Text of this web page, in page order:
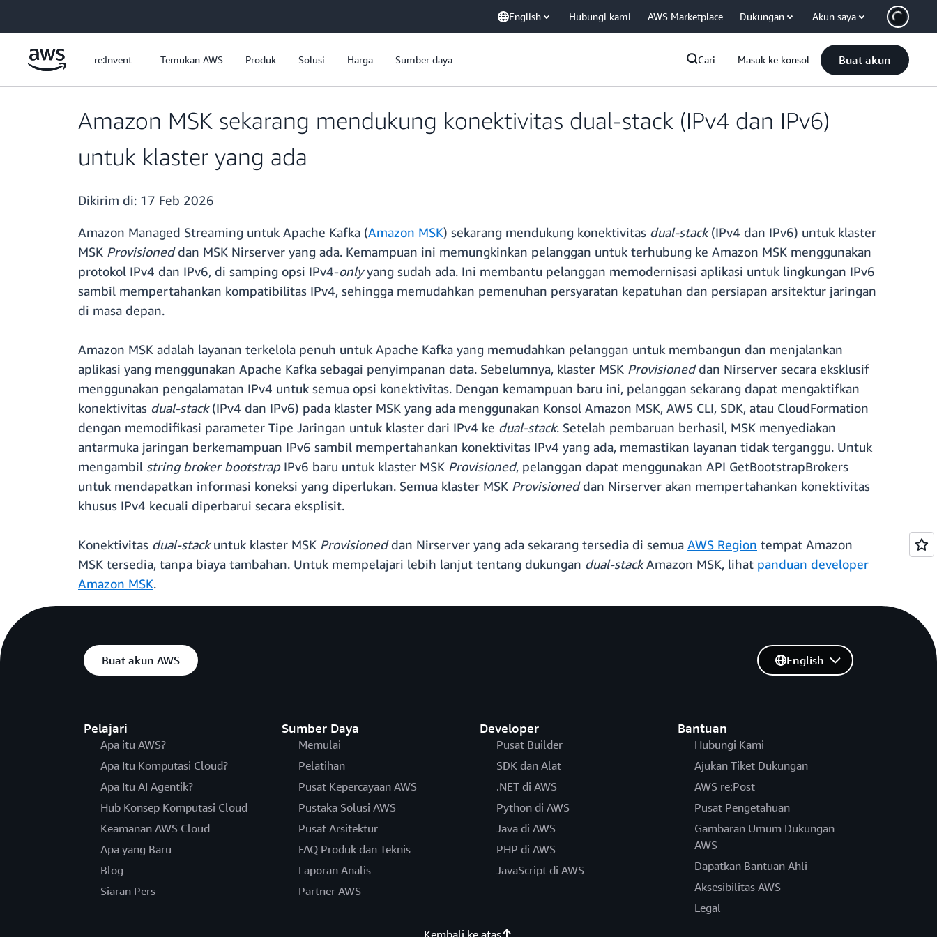
English Hubungi kami AWS Marketplace Dukungan Akun saya
re:Invent Temukan AWS Produk Solusi Harga Sumber daya Cari Masuk ke konsol Buat akun
Amazon MSK sekarang mendukung konektivitas dual-stack (IPv4 dan IPv6)
untuk klaster yang ada
Dikirim di: 17 Feb 2026
Amazon Managed Streaming untuk Apache Kafka (Amazon MSK) sekarang mendukung konektivitas dual-stack(IPv4 dan IPv6) untuk klaster
MSK Provisioneddan MSK Nirserver yang ada. Kemampuan ini memungkinkan pelanggan untuk terhubung ke Amazon MSK menggunakan
protokol IPv4 dan IPv6, di samping opsi IPv4-onlyyang sudah ada. Ini membantu pelanggan memodernisasi aplikasi untuk lingkungan IPv6
sambil mempertahankan kompatibilitas IPv4, sehingga memudahkan pemenuhan persyaratan kepatuhan dan persiapan arsitektur jaringan
di masa depan.
Amazon MSK adalah layanan terkelola penuh untuk Apache Kafka yang memudahkan pelanggan untuk membangun dan menjalankan
aplikasi yang menggunakan Apache Kafka sebagai penyimpanan data. Sebelumnya, klaster MSK Provisioneddan Nirserver secara eksklusif
menggunakan pengalamatan IPv4 untuk semua opsi konektivitas. Dengan kemampuan baru ini, pelanggan sekarang dapat mengaktifkan
konektivitas dual-stack(IPv4 dan IPv6) pada klaster MSK yang ada menggunakan Konsol Amazon MSK, AWS CLI, SDK, atau CloudFormation
dengan memodifikasi parameter Tipe Jaringan untuk klaster dari IPv4 ke dual-stack. Setelah pembaruan berhasil, MSK menyediakan
antarmuka jaringan berkemampuan IPv6 sambil mempertahankan konektivitas IPv4 yang ada, memastikan layanan tidak terganggu. Untuk
mengambil string broker bootstrap IPv6 baru untuk klaster MSK Provisioned, pelanggan dapat menggunakan API GetBootstrapBrokers
untuk mendapatkan informasi koneksi yang diperlukan. Semua klaster MSK Provisioneddan Nirserver akan mempertahankan konektivitas
khusus IPv4 kecuali diperbarui secara eksplisit.
Konektivitas dual-stackuntuk klaster MSK Provisioneddan Nirserver yang ada sekarang tersedia di semua AWS Region tempat Amazon
MSK tersedia, tanpa biaya tambahan. Untuk mempelajari lebih lanjut tentang dukungan dual-stackAmazon MSK, lihat panduan developer
Amazon MSK.
Buat akun AWS
Pelajari
Apa itu AWS?
Apa Itu Komputasi Cloud?
Apa Itu AI Agentik?
Hub Konsep Komputasi Cloud
Keamanan AWS Cloud
Apa yang Baru
Blog
Siaran Pers
Sumber Daya
Memulai
Pelatihan
Pusat Kepercayaan AWS
Pustaka Solusi AWS
Pusat Arsitektur
FAQ Produk dan Teknis
Laporan Analis
Partner AWS
Developer
Pusat Builder
SDK dan Alat
.NET di AWS
Python di AWS
Java di AWS
PHP di AWS
JavaScript di AWS
Bantuan
Hubungi Kami
Ajukan Tiket Dukungan
AWS re:Post
Pusat Pengetahuan
Gambaran Umum Dukungan
AWS
Dapatkan Bantuan Ahli
Aksesibilitas AWS
Legal
English